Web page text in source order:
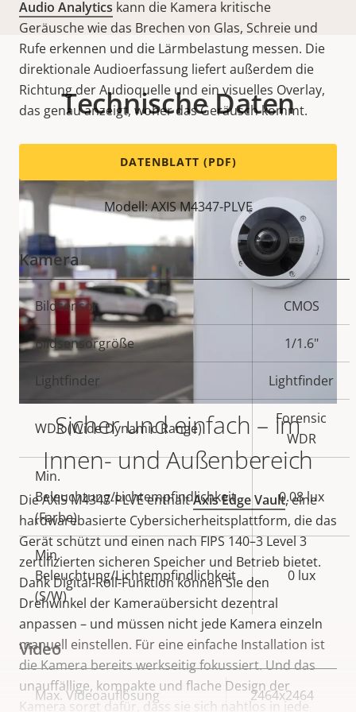
Audio Analytics kann die Kamera kritische
Geräusche wie das Brechen von Glas, Schreie und
Rufe erkennen und die Lärmbelastung messen. Die
direktionale Audioerfassung liefert außerdem die
Richtung der Audioquelle und ein visuelles Overlay,
das genau anzeigt, woher das Geräusch kommt.
Sicher und einfach – im
Innen- und Außenbereich
Die AXIS M4347-PLVE enthältAxis Edge Vault, eine
hardwarebasierte Cybersicherheitsplattform, die das
Gerät schützt und einen nach FIPS 140–3 Level 3
zertifizierten sicheren Speicher und Betrieb bietet.
Dank Digital-Roll-Funktion können Sie den
Drehwinkel der Kameraübersicht dezentral
anpassen – und müssen nicht jede Kamera einzeln
manuell einstellen. Für eine einfache Installation ist
die Kamera bereits werkseitig fokussiert. Und das
unauffällige, kompakte und flache Design der
Kamera sorgt dafür, dass sie sich nahtlos in jede
Technische Daten
DATENBLATT (PDF)
Modell: AXIS M4347-PLVE
Kamera
Eigentumsbeschreibung Eigentumswert
Bildsensor CMOS
Bildsensorgröße 1/1.6"
Lightfinder Lightfinder
WDR (Wide Dynamic Range)
Forensic
WDR
Min.
Beleuchtung/Lichtempfindlichkeit
(Farbe)
0.08 lux
Min.
Beleuchtung/Lichtempfindlichkeit
(S/W)
0 lux
Video
Eigentumsbeschreibung Eigentumswert
Max. Videoauflösung 2464x2464